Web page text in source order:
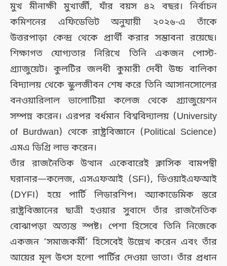
মুখ মীনাক্ষী মুখার্জী, যাঁর বয়স ৪২ বছর। নির্বাচন
কমিশনের এফিডেভিট অনুযায়ী ২০২৬-এ তাঁকে
উত্তরপাড়া কেন্দ্র থেকে প্রার্থী করার সম্ভাবনা রয়েছে।
শিক্ষাগত যোগ্যতার নিরিখে তিনি একজন পোস্ট-
গ্র্যাজুয়েট। কুলটির জলধী কুমারী দেবী উচ্চ বালিকা
বিদ্যালয় থেকে স্কুলজীবন শেষ করে তিনি আসানসোলের
বনওয়ারিলাল ভালোটিয়া কলেজ থেকে গ্র্যাজুয়েশন
সম্পন্ন করেন। এরপর বর্ধমান বিশ্ববিদ্যালয় (University
of Burdwan) থেকে রাষ্ট্রবিজ্ঞানে (Political Science)
এমএ ডিগ্রি লাভ করেন।
তাঁর রাজনৈতিক উত্থান একেবারেই ক্লাসিক বামপন্থী
ঘরানার—কলেজ, এসএফআই (SFI), ডিওয়াইএফআই
(DYFI) হয়ে পার্টি লিডারশিপ। অ্যাকাডেমিক স্তরে
রাষ্ট্রবিজ্ঞানের ছাত্রী হওয়ার সুবাদে তাঁর রাজনৈতিক
বোঝাপড়া অত্যন্ত স্পষ্ট। পেশা হিসেবে তিনি নিজেকে
একজন ‘সমাজকর্মী’ হিসেবেই উল্লেখ করেন এবং তাঁর
আয়ের মূল উৎস হলো পার্টির দেওয়া ভাতা। তাঁর প্রধান